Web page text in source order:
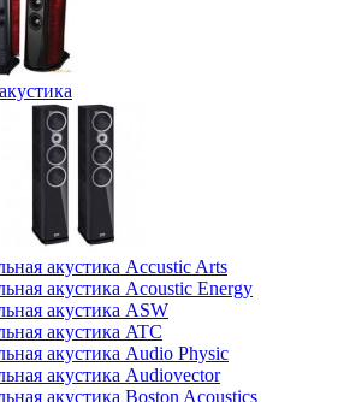
акустика Accustic Arts
акустика Acoustic Energy
акустика ASW
акустика ATC
акустика Audio Physic
акустика Audiovector
акустика Boston Acoustics